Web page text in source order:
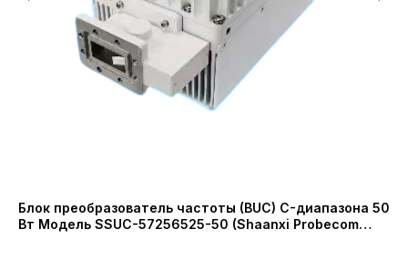
Блок преобразователь частоты (BUC) C-диапазона 50
Вт Модель SSUC-57256525-50 (Shaanxi Probecom